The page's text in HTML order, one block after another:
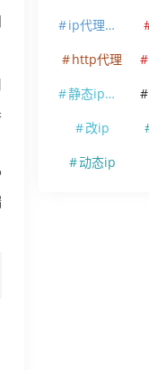
ip代理软件
http代理
静态ip代理
改ip
动态ip